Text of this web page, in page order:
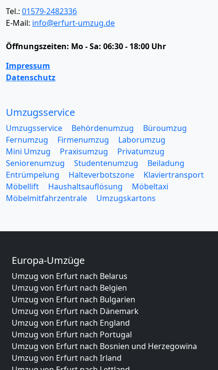
Tel.: 01579-2482336
E-Mail: info@erfurt-umzug.de
Öffnungszeiten: Mo - Sa: 06:30 - 18:00 Uhr
Impressum
Datenschutz
Umzugsservice
Umzugsservice Behördenumzug
Büroumzug
Fernumzug
Firmenumzug
Laborumzug
Mini Umzug
Praxisumzug
Privatumzug
Seniorenumzug
Studentenumzug
Beiladung
Entrümpelung
Halteverbotszone
Klaviertransport
Möbellift
Haushaltsauflösung
Möbeltaxi
Möbelmitfahrzentrale
Umzugskartons
Europa-Umzüge
Umzug von Erfurt nach Belarus
Umzug von Erfurt nach Belgien
Umzug von Erfurt nach Bulgarien
Umzug von Erfurt nach Dänemark
Umzug von Erfurt nach England
Umzug von Erfurt nach Portugal
Umzug von Erfurt nach Bosnien und Herzegowina
Umzug von Erfurt nach Irland